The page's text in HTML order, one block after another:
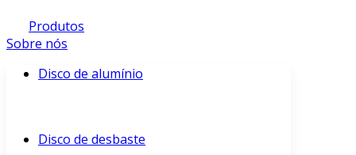
Produtos
Sobre nós
Disco de alumínio
Disco de desbaste